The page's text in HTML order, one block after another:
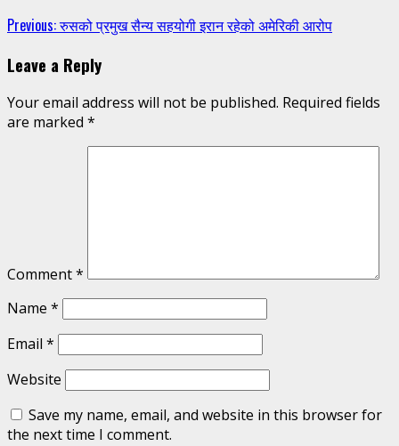
Continue
Reading
Previous:रुसको प्रमुख सैन्य सहयोगी इरान रहेको अमेरिकी आरोप
Leave a Reply
Your email address will not be published. Required fields
are marked *
Comment*
Name *
Email *
Website
Save my name, email, and website in this browser for
the next time I comment.